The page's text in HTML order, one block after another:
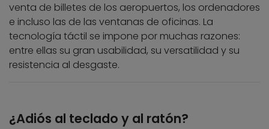
venta de billetes de los aeropuertos, los ordenadores
e incluso las de las ventanas de oficinas. La
tecnología táctil se impone por muchas razones:
entre ellas su gran usabilidad, su versatilidad y su
resistencia al desgaste.
¿Adiós al teclado y al ratón?